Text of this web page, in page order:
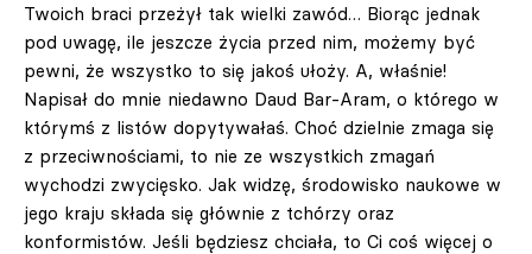
Twoich braci przeżył tak wielki zawód… Biorąc jednak
pod uwagę, ile jeszcze życia przed nim, możemy być
pewni, że wszystko to się jakoś ułoży. A, właśnie!
Napisał do mnie niedawno Daud Bar-Aram, o którego w
którymś z listów dopytywałaś. Choć dzielnie zmaga się
z przeciwnościami, to nie ze wszystkich zmagań
wychodzi zwycięsko. Jak widzę, środowisko naukowe w
jego kraju składa się głównie z tchórzy oraz
konformistów. Jeśli będziesz chciała, to Ci coś więcej o